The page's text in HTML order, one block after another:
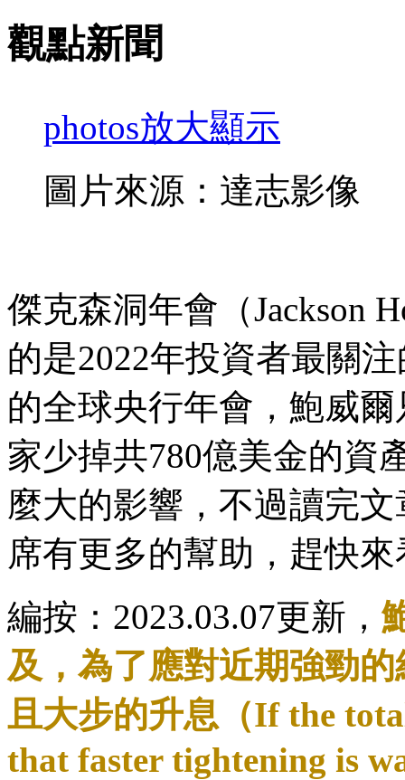
觀點新聞
photos放大顯示
圖片來源：達志影像
傑克森洞年會（Jackson
的是2022年投資者最關
的全球央行年會，鮑威
家少掉共780億美金的資
麼大的影響，不過讀完
席有更多的幫助，趕快
編按：2023.03.07更新，
及，為了應對近期強勁
且大步的升息（If the
that faster tightening is